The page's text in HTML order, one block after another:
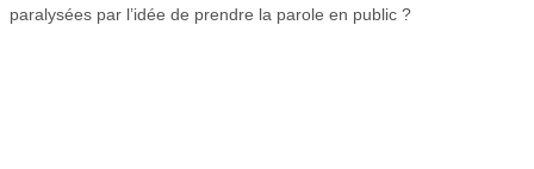
paralysées par l’idée de prendre la parole en public ?